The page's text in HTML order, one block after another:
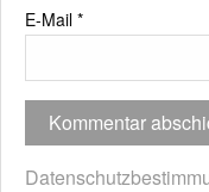
E-Mail *